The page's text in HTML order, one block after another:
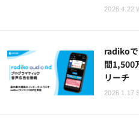
2026.4.22
radikoで
間1,500
リーチ
2026.1.17